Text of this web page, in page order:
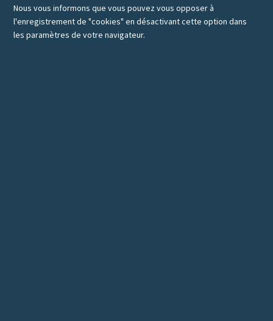
Nous vous informons que vous pouvez vous opposer à
l'enregistrement de "cookies" en désactivant cette option dans
les paramètres de votre navigateur.